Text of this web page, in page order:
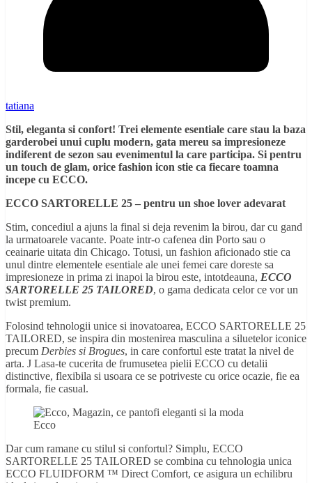
tatiana
Stil, eleganta si confort! Trei elemente esentiale care stau la baza
garderobei unui cuplu modern, gata mereu sa impresioneze
indiferent de sezon sau evenimentul la care participa. Si pentru
un touch de glam, orice fashion icon stie ca fiecare toamna
incepe cu ECCO.
ECCO SARTORELLE 25 – pentru un shoe lover adevarat
Stim, concediul a ajuns la final si deja revenim la birou, dar cu gand
la urmatoarele vacante. Poate intr-o cafenea din Porto sau o
ceainarie uitata din Chicago. Totusi, un fashion aficionado stie ca
unul dintre elementele esentiale ale unei femei care doreste sa
impresioneze in prima zi inapoi la birou este, intotdeauna, ECCO
SARTORELLE 25 TAILORED, o gama dedicata celor ce vor un
twist premium.
Folosind tehnologii unice si inovatoarea, ECCO SARTORELLE 25
TAILORED, se inspira din mostenirea masculina a siluetelor iconice
precum Derbies si Brogues, in care confortul este tratat la nivel de
arta. J Lasa-te cucerita de frumusetea pielii ECCO cu detalii
distinctive, flexibila si usoara ce se potriveste cu orice ocazie, fie ea
formala, fie casual.
Ecco
Dar cum ramane cu stilul si confortul? Simplu, ECCO
SARTORELLE 25 TAILORED se combina cu tehnologia unica
ECCO FLUIDFORM ™ Direct Comfort, ce asigura un echilibru